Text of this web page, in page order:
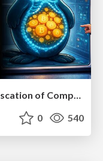
0 540